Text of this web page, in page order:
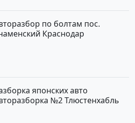
по болтам пос.
Краснодар
японских авто
№2 Тлюстенхабль